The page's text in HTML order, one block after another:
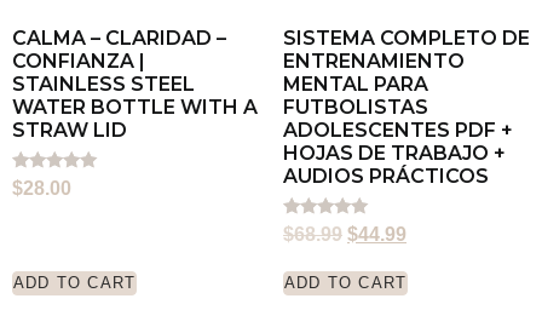
CALMA – CLARIDAD –
CONFIANZA |
STAINLESS STEEL
WATER BOTTLE WITH A
STRAW LID
Rated
5.00
$28.00
ADD TO CART
SISTEMA COMPLETO DE
ENTRENAMIENTO
MENTAL PARA
FUTBOLISTAS
ADOLESCENTES PDF +
HOJAS DE TRABAJO +
AUDIOS PRÁCTICOS
Rated
5.00
$68.99 $44.99
ADD TO CART